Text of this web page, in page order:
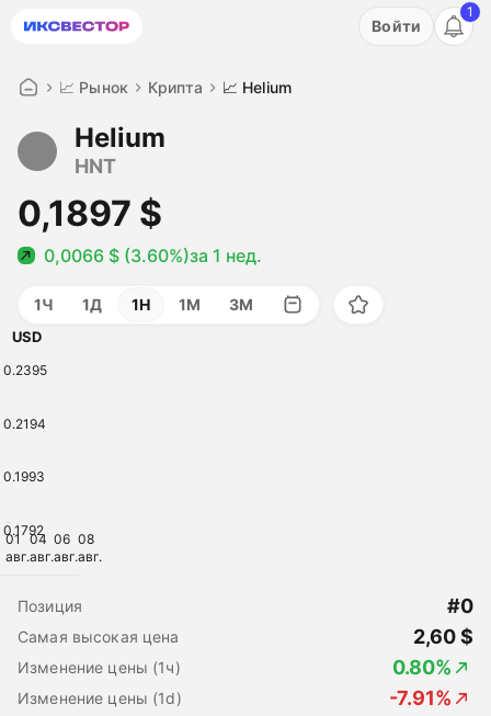
Акция: бесплатный пробный период на 3 дня!
Войти
1
📈 Рынок Крипта 📈 Helium
Helium
HNT
0,1897 $
0,0066 $ (3.60%)за 1 нед.
1Ч 1Д 1Н 1М 3М
01
авг.
04
авг.
06
авг.
08
авг.
USD
0.2395
0.2194
0.1993
0.1792
Позиция #0
Самая высокая цена 2,60 $
Изменение цены (1ч) 0.80%
Изменение цены (1d) -7.91%